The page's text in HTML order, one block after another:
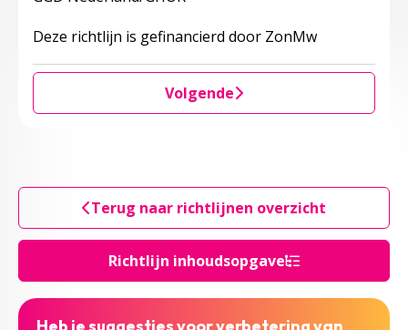
Richtlijn inhoudsopgave
Deze richtlijn is gefinancierd door ZonMw
Volgende
Terug naar richtlijnen overzicht